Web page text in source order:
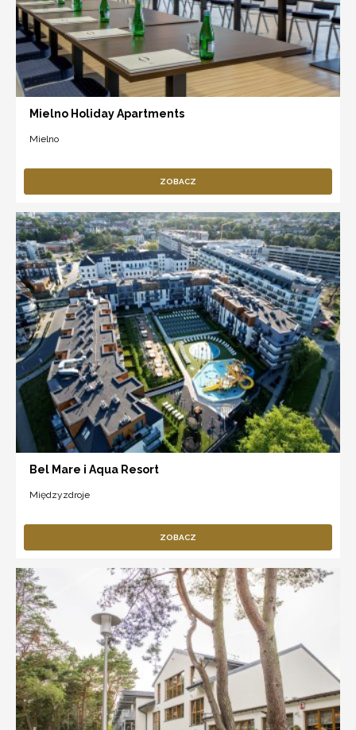
Mielno Holiday Apartments
Mielno
ZOBACZ
Bel Mare i Aqua Resort
Międzyzdroje
ZOBACZ